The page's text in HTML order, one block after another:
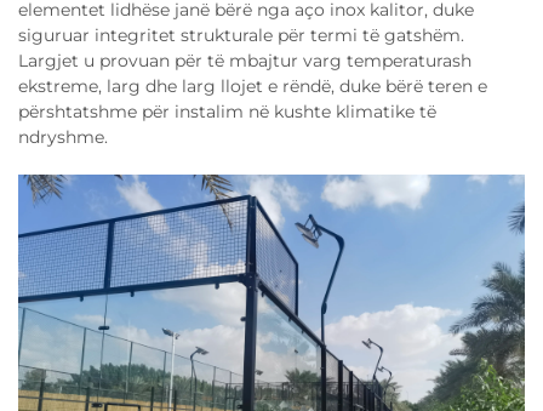
elementet lidhëse janë bërë nga aço inox kalitor, duke
siguruar integritet strukturale për termi të gatshëm.
Largjet u provuan për të mbajtur varg temperaturash
ekstreme, larg dhe larg llojet e rëndë, duke bërë teren e
përshtatshme për instalim në kushte klimatike të
ndryshme.